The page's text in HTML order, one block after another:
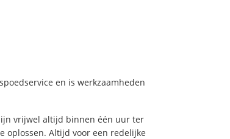
en is werkzaamheden
vrijwel altijd binnen één uur ter
oplossen. Altijd voor een redelijke